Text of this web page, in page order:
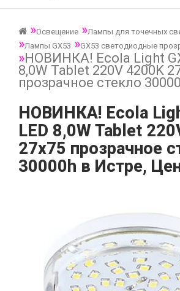
Освещение
Лампы для точечных
Лампы GX53
GX53 светодиодные
НОВИНКА! Ecola Light
8,0W Tablet 220V 4200K
прозрачное стекло
НОВИНКА! Ecola
LED 8,0W Tablet
27x75 прозрачное
30000h в Истре,